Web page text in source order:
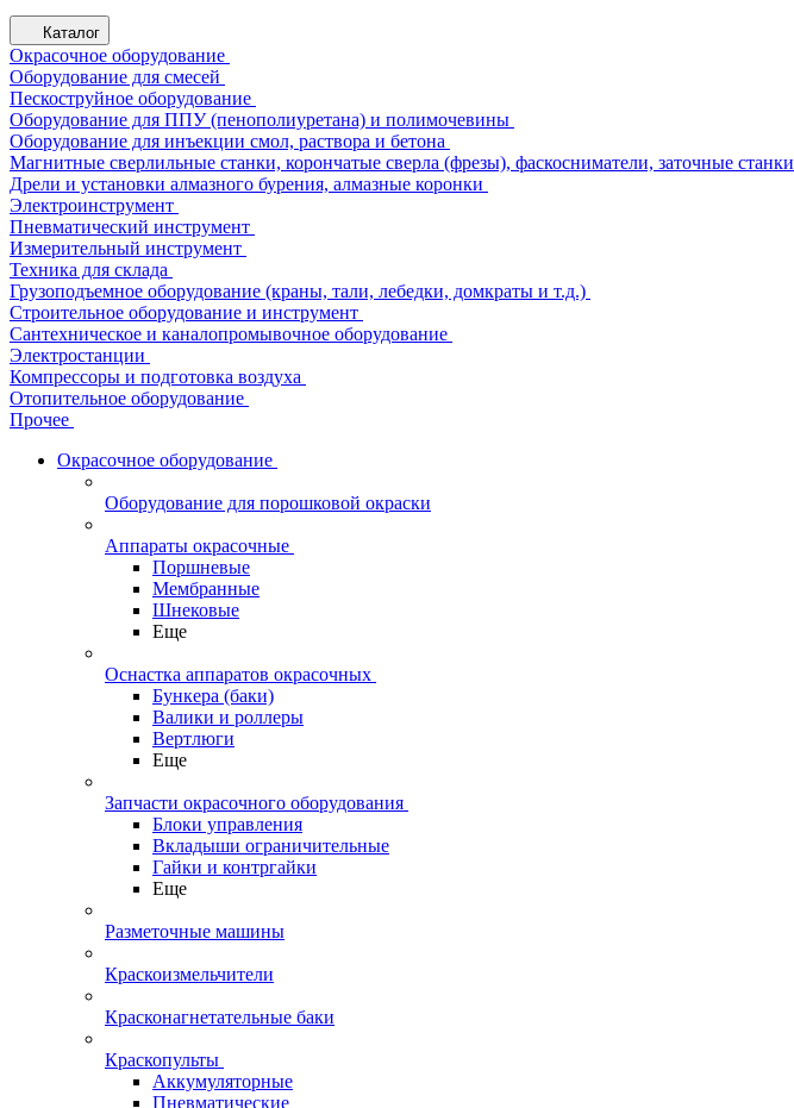
Каталог
Окрасочное оборудование
Оборудование для смесей
Пескоструйное оборудование
Оборудование для ППУ (пенополиуретана) и полимочевины
Оборудование для инъекции смол, раствора и бетона
Магнитные сверлильные станки, корончатые сверла (фрезы), фаскосниматели, заточные станки
Дрели и установки алмазного бурения, алмазные коронки
Электроинструмент
Пневматический инструмент
Измерительный инструмент
Техника для склада
Грузоподъемное оборудование (краны, тали, лебедки, домкраты и т.д.)
Строительное оборудование и инструмент
Сантехническое и каналопромывочное оборудование
Электростанции
Компрессоры и подготовка воздуха
Отопительное оборудование
Прочее
Окрасочное оборудование
Оборудование для порошковой окраски
Аппараты окрасочные
Поршневые
Мембранные
Шнековые
Еще
Оснастка аппаратов окрасочных
Бункера (баки)
Валики и роллеры
Вертлюги
Еще
Запчасти окрасочного оборудования
Блоки управления
Вкладыши ограничительные
Гайки и контргайки
Еще
Разметочные машины
Краскоизмельчители
Красконагнетательные баки
Краскопульты
Аккумуляторные
Пневматические